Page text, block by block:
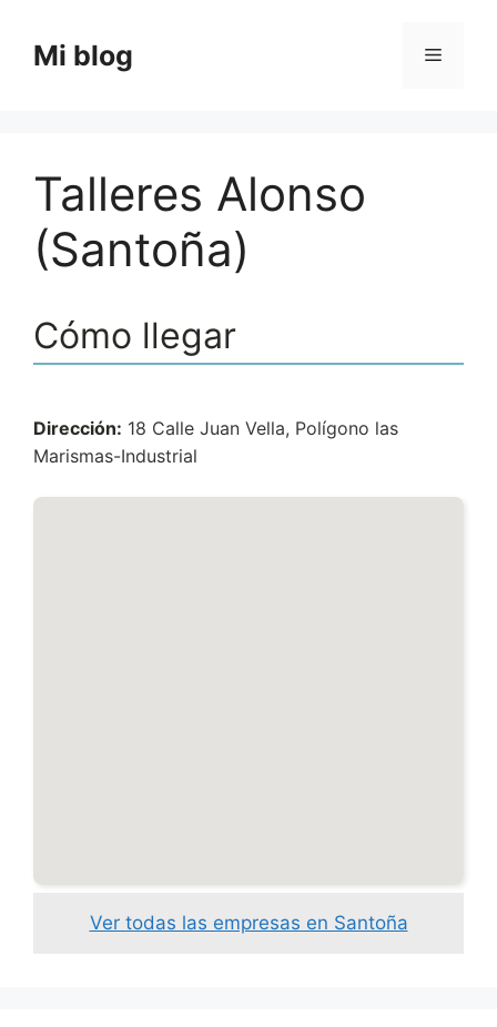
contenido
Mi blog Menú
Talleres Alonso
(Santoña)
Cómo llegar
Dirección: 18 Calle Juan Vella, Polígono las
Marismas-Industrial
Ver todas las empresas en Santoña